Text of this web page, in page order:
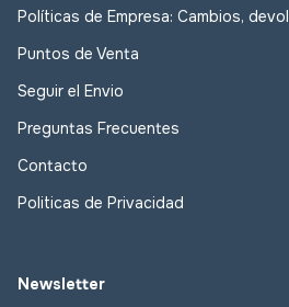
Políticas de Empresa: Cambios,
Puntos de Venta
Seguir el Envio
Preguntas Frecuentes
Contacto
Politicas de Privacidad
Newsletter